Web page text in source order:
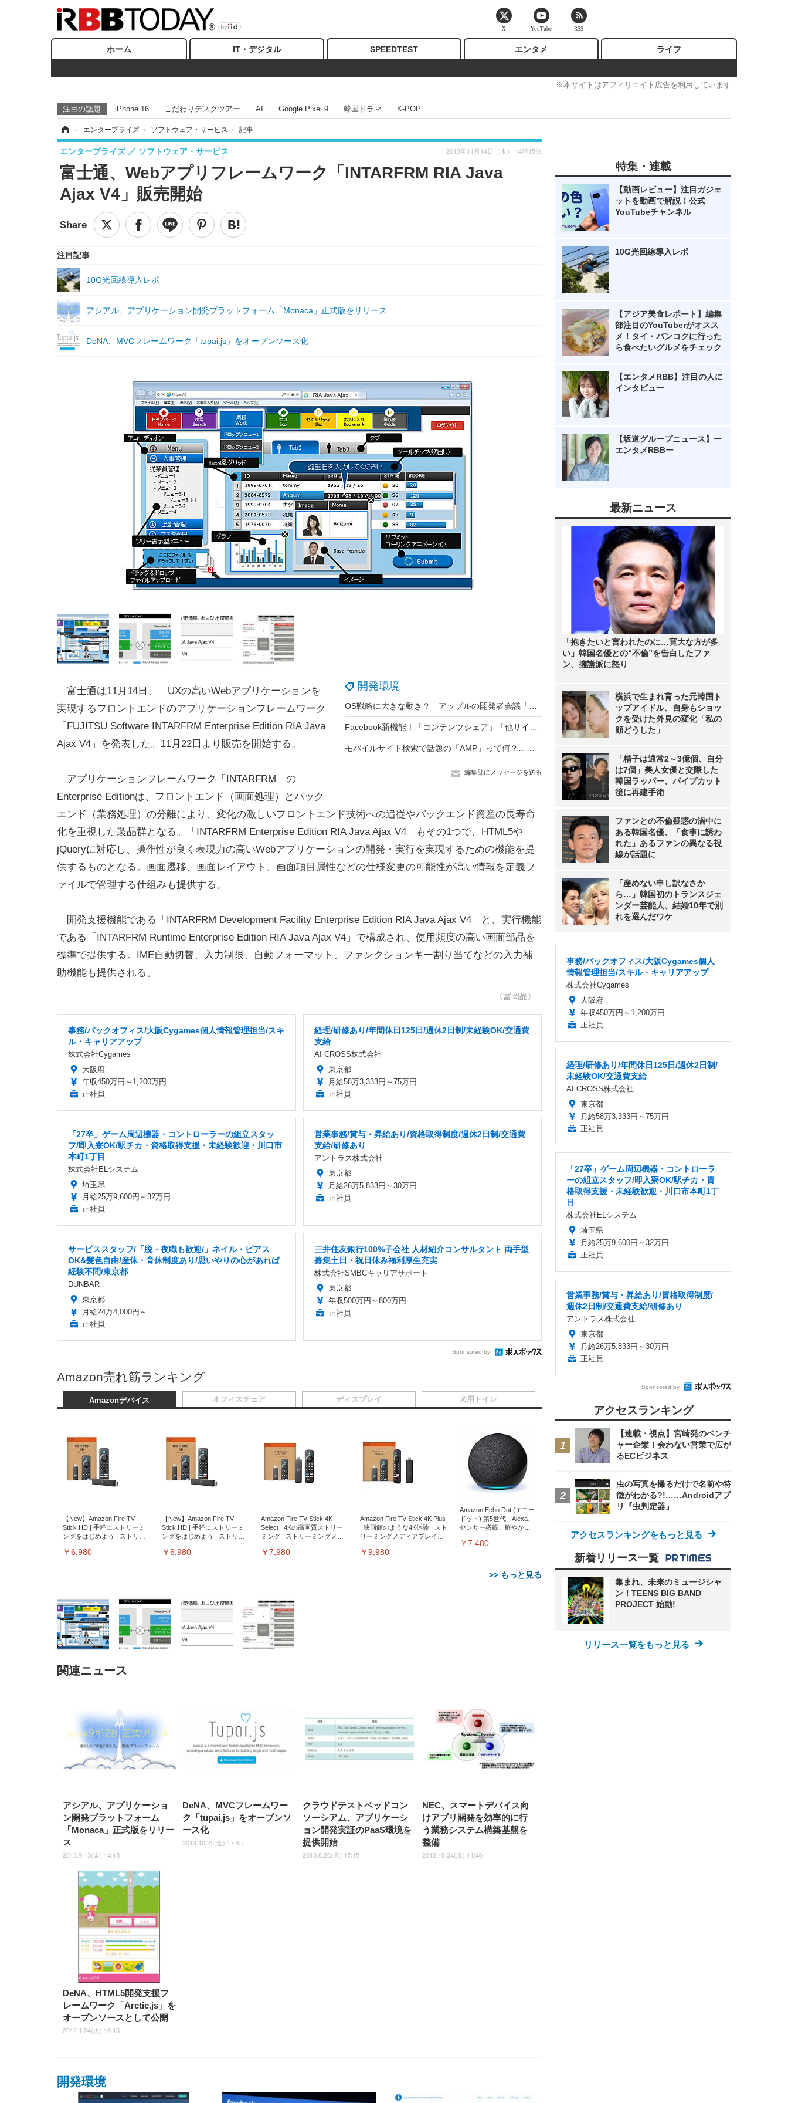
ホーム IT・デジタル SPEEDTEST エンタメ ライフ
※本サイトはアフィリエイト広告を利用しています
注目の話題 iPhone 16 こだわりデスクツアー AI Google Pixel 9 韓国ドラマ K-POP
› エンタープライズ › ソフトウェア・サービス › 記事
富士通、Webアプリフレームワーク「INTARFRM RIA Java
Ajax V4」販売開始
エンタープライズ ソフトウェア・サービス 2013年11月14日（木） 14時15分
注目記事
10G光回線導入レポ
アシアル、アプリケーション開発プラットフォーム「Monaca」正式版をリリース
DeNA、MVCフレームワーク「tupai.js」をオープンソース化
開発環境
編集部にメッセージを送る
富士通は11月14日、 UXの高いWebアプリケーションを
実現するフロントエンドのアプリケーションフレームワーク
「FUJITSU Software INTARFRM Enterprise Edition RIA Java
Ajax V4」を発表した。11月22日より販売を開始する。
アプリケーションフレームワーク「INTARFRM」の
Enterprise Editionは、フロントエンド（画面処理）とバック
エンド（業務処理）の分離により、変化の激しいフロントエンド技術への追従やバックエンド資産の長寿命
化を重視した製品群となる。「INTARFRM Enterprise Edition RIA Java Ajax V4」もその1つで、HTML5や
jQueryに対応し、操作性が良く表現力の高いWebアプリケーションの開発・実行を実現するための機能を提
供するものとなる。画面遷移、画面レイアウト、画面項目属性などの仕様変更の可能性が高い情報を定義フ
ァイルで管理する仕組みも提供する。
開発支援機能である「INTARFRM Development Facility Enterprise Edition RIA Java Ajax V4」と、実行機能
である「INTARFRM Runtime Enterprise Edition RIA Java Ajax V4」で構成され、使用頻度の高い画面部品を
標準で提供する。IME自動切替、入力制限、自動フォーマット、ファンクションキー割り当てなどの入力補
助機能も提供される。
《冨岡晶》
事務/バックオフィス/大阪Cygames個人情報管理担当/スキ
ル・キャリアアップ
株式会社Cygames
大阪府
年収450万円～1,200万円
正社員
経理/研修あり/年間休日125日/週休2日制/未経験OK/交通費
支給
AI CROSS株式会社
東京都
月給58万3,333円～75万円
正社員
「27卒」ゲーム周辺機器・コントローラーの組立スタッ
フ/即入寮OK/駅チカ・資格取得支援・未経験歓迎・川口市
本町1丁目
株式会社ELシステム
埼玉県
月給25万9,600円～32万円
正社員
営業事務/賞与・昇給あり/資格取得制度/週休2日制/交通費
支給/研修あり
アントラス株式会社
東京都
月給26万5,833円～30万円
正社員
サービススタッフ/「脱・夜職も歓迎/」ネイル・ピアス
OK&髪色自由/産休・育休制度あり/思いやりの心があれば
経験不問/東京都
DUNBAR
東京都
月給24万4,000円～
正社員
三井住友銀行100%子会社 人材紹介コンサルタント 両手型
募集土日・祝日休み福利厚生充実
株式会社SMBCキャリアサポート
東京都
年収500万円～800万円
正社員
Sponsored by
Amazon売れ筋ランキング
Amazonデバイス
【New】Amazon Fire TV
Stick HD | 手軽にストリーミ
ングをはじめよう | ストリー
￥6,980
【New】Amazon Fire TV
Stick HD | 手軽にストリーミ
ングをはじめよう | ストリー
￥6,980
Amazon Fire TV Stick 4K
Select | 4Kの高画質ストリー
ミング | ストリーミングメデ
￥7,980
Amazon Fire TV Stick 4K Plus
| 映画館のような4K体験 | スト
リーミングメディアプレイヤ
￥9,980
Amazon Echo Dot (エコー
ドット) 第5世代 - Alexa、
センサー搭載、鮮やかな
￥7,480
>> もっと見る
オフィスチェア
上げ式アームレスト コンパク
ト 約105度ロッキング pc 事務
椅子 360度回転 座面昇降 強化
ナイロン樹脂ベース 通気性メ
ッシュ 在宅ワーク H-
WY01(黒網+黒枠+黒足)
￥5,699
度ロッキング機能 人間工学 椅
子 腰サポート 90度跳ね上げ
式アームレスト 3Dヘッドレス
ト ハンガー付き 高反発クッシ
ョン PCチェア 通気性メッシ
ュ ゲーミング/勉強/事務用 お
￥7,680
ロッキング機能 人間工学 椅子
腰サポート 90度跳ね上げ式ア
ームレスト 3Dヘッドレスト
ハンガー付き 高反発クッショ
ン PCチェア 通気性メッシュ
ゲーミング/勉強/事務用 おし
￥7,680
ポート付き 腰サポート ガ
ス圧無段階昇降 360度回
転 キャスター付き コンパ
クト 幅52×奥行58.5×高さ
84～96cm テレワーク 在
宅勤務 ブラック
￥4,139
ディスプレイ
UHD・USB Type-C・ホワイ
￥105,595 ￥49,979
沢 HDMI/DisplayPort/VGA
スピーカー内蔵 高さ調整 ス
イベル VESA対応
ComfortView ビジネス向け
ーミングモニター QD 24.5インチ
1ms FHD 量子ドット 残像低減 (3
年保証 | 輝点保証 | 日本メーカー)
￥34,980
犬用トイレ
捨て 無香料 ホワイト 300枚
￥3,373
ペットシーツ 超厚型 お徳用
ワイド 100枚入 (x 1) (ケース
販売)
￥3,670
【Amazon.co.jp限定】
￥3,731
関連ニュース
アシアル、アプリケーショ
ン開発プラットフォーム
「Monaca」正式版をリリー
ス
2013.9.13(金) 14:15
DeNA、MVCフレームワー
ク「tupai.js」をオープンソ
ース化
2013.10.25(金) 17:45
クラウドテストベッドコン
ソーシアム、アプリケーシ
ョン開発実証のPaaS環境を
提供開始
2013.8.26(月) 17:15
NEC、スマートデバイス向
けアプリ開発を効率的に行
う業務システム構築基盤を
整備
2012.10.24(水) 11:46
DeNA、HTML5開発支援フ
レームワーク「Arctic.js」を
オープンソースとして公開
2012.1.24(火) 16:15
開発環境
特集・連載
【動画レビュー】注目ガジェ
ットを動画で解説！公式
YouTubeチャンネル
10G光回線導入レポ
【アジア美食レポート】編集
部注目のYouTuberがオスス
メ！タイ・バンコクに行った
ら食べたいグルメをチェック
【エンタメRBB】注目の人に
インタビュー
【坂道グループニュース】ー
エンタメRBBー
最新ニュース
「抱きたいと言われたのに…寛大な方が多
い」韓国名優との“不倫”を告白したファ
ン、擁護派に怒り
横浜で生まれ育った元韓国ト
ップアイドル、自身もショッ
クを受けた外見の変化「私の
顔どうした」
「精子は通常2～3億個、自分
は7個」美人女優と交際した
韓国ラッパー、パイプカット
後に再建手術
ファンとの不倫疑惑の渦中に
ある韓国名優、「食事に誘わ
れた」あるファンの異なる視
線が話題に
「産めない申し訳なさか
ら…」韓国初のトランスジェ
ンダー芸能人、結婚10年で別
れを選んだワケ
事務/バックオフィス/大阪Cygames個人
情報管理担当/スキル・キャリアアップ
株式会社Cygames
大阪府
年収450万円～1,200万円
正社員
経理/研修あり/年間休日125日/週休2日制/
未経験OK/交通費支給
AI CROSS株式会社
東京都
月給58万3,333円～75万円
正社員
「27卒」ゲーム周辺機器・コントローラ
ーの組立スタッフ/即入寮OK/駅チカ・資
格取得支援・未経験歓迎・川口市本町1丁
目
株式会社ELシステム
埼玉県
月給25万9,600円～32万円
正社員
営業事務/賞与・昇給あり/資格取得制度/
週休2日制/交通費支給/研修あり
アントラス株式会社
東京都
月給26万5,833円～30万円
正社員
Sponsored by
アクセスランキング
【連載・視点】宮崎発のベンチ
ャー企業！会わない営業で広が
るECビジネス
虫の写真を撮るだけで名前や特
徴がわかる?!……Androidアプ
リ『虫判定器』
アクセスランキングをもっと見る
新着リリース一覧
集まれ、未来のミュージシャ
ン！TEENS BIG BAND
PROJECT 始動!
リリース一覧をもっと見る
X YouTube RSS